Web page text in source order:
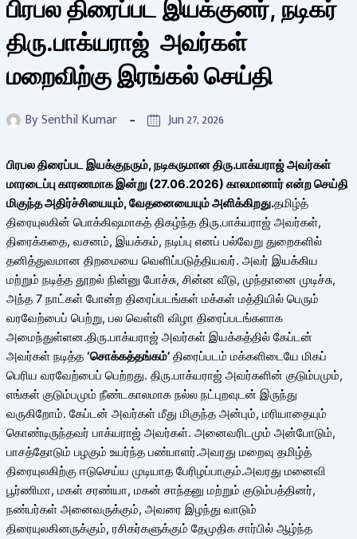
பிரபல திரைப்பட இயக்குனர், நடிகர்
திரு.பாக்யராஜ் அவர்கள்
மறைவிற்கு இரங்கல் செய்தி
BySenthil Kumar Jun 27, 2026
பிரபல திரைப்பட இயக்குநரும், நடிகருமான திரு.பாக்யராஜ் அவர்கள்
மாரடைப்பு காரணமாக இன்று (27.06.2026) காலமானார் என்ற செய்தி
மிகுந்த அதிர்ச்சியையும், வேதனையையும் அளிக்கிறது.தமிழ்த்
திரையுலகின் பொக்கிஷமாகத் திகழ்ந்த திரு.பாக்யராஜ் அவர்கள்,
திரைக்கதை, வசனம், இயக்கம், நடிப்பு எனப் பல்வேறு துறைகளில்
தனித்துவமான திறமையை வெளிப்படுத்தியவர். அவர் இயக்கிய
மற்றும் நடித்த தூறல் நின்னு போச்சு, சின்ன வீடு, முந்தானை முடிச்சு,
அந்த 7 நாட்கள் போன்ற திரைப்படங்கள் மக்கள் மத்தியில் பெரும்
வரவேற்பைப் பெற்று, பல வெள்ளி விழா திரைப்படங்களாக
அமைந்துள்ளன.திரு.பாக்யராஜ் அவர்கள் இயக்கத்தில் கேப்டன்
அவர்கள் நடித்த ‘சொக்கத்தங்கம்’திரைப்படம் மக்களிடையே மிகப்
பெரிய வரவேற்பைப் பெற்றது. திரு.பாக்யராஜ் அவர்களின் குடும்பமும்,
எங்கள் குடும்பமும் நீண்டகாலமாக நல்ல நட்புறவுடன் இருந்து
வருகிறோம். கேப்டன் அவர்கள் மீது மிகுந்த அன்பும், மரியாதையும்
கொண்டிருந்தவர் பாக்யராஜ் அவர்கள். அனைவரிடமும் அன்போடும்,
பாசத்தோடும் பழகும் உயர்ந்த பண்பாளர்.அவரது மறைவு தமிழ்த்
திரையுலகிற்கு ஈடுசெய்ய முடியாத பேரிழப்பாகும்.அவரது மனைவி
பூர்ணிமா, மகள் சரண்யா, மகன் சாந்தனு மற்றும் குடும்பத்தினர்,
நண்பர்கள் அனைவருக்கும், அவரை இழந்து வாடும்
திரையுலகினருக்கும், ரசிகர்களுக்கும் தேமுதிக சார்பில் ஆழ்ந்த